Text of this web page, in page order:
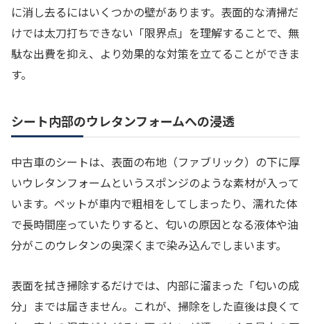
に消し去るにはいくつかの壁があります。表面的な清掃だ
けでは太刀打ちできない「限界点」を理解することで、無
駄な出費を抑え、より効果的な対策を立てることができま
す。
シート内部のウレタンフォームへの浸透
中古車のシートは、表面の布地（ファブリック）の下に厚
いウレタンフォームというスポンジのような素材が入って
います。ペットが車内で粗相をしてしまったり、濡れた体
で長時間座っていたりすると、匂いの原因となる液体や油
分がこのウレタンの奥深くまで染み込んでしまいます。
表面を拭き掃除するだけでは、内部に溜まった「匂いの成
分」までは届きません。これが、掃除をした直後は良くて